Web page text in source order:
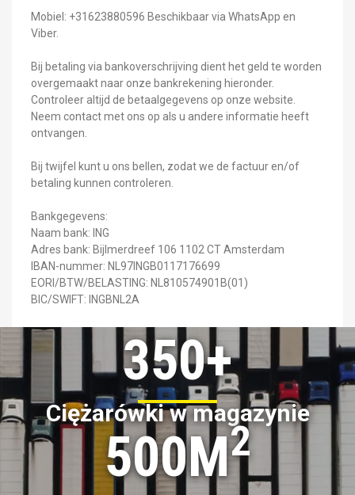
Mobiel: +31623880596 Beschikbaar via WhatsApp en
Viber.
Bij betaling via bankoverschrijving dient het geld te worden
overgemaakt naar onze bankrekening hieronder.
Controleer altijd de betaalgegevens op onze website.
Neem contact met ons op als u andere informatie heeft
ontvangen.
Bij twijfel kunt u ons bellen, zodat we de factuur en/of
betaling kunnen controleren.
Bankgegevens:
Naam bank: ING
Adres bank: Bijlmerdreef 106 1102 CT Amsterdam
IBAN-nummer: NL97INGB0117176699
EORI/BTW/BELASTING: NL810574901B(01)
BIC/SWIFT: INGBNL2A
350+
Ciężarówki w magazynie
500M2